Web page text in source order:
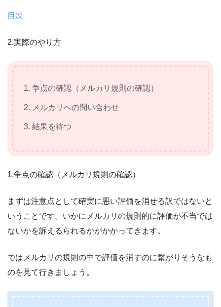
目次
2.実際のやり方
争点の確認（メルカリ規則の確認）
メルカリへの問い合わせ
結果を待つ
1.争点の確認（メルカリ規則の確認）
まずは注意点として確実に悪い評価を消せる訳ではないと
いうことです。いかにメルカリの規則的に評価が不当では
ないかを訴えるられるかがかかってきます。
ではメルカリの規則の中で評価を消すのに繋がりそうなも
のを見て行きましょう。